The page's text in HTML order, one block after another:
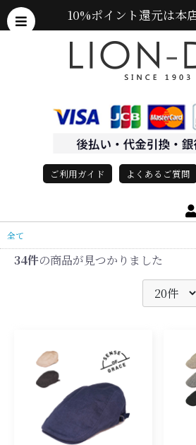
10%ポイント還元は本
ご利用ガイド よくあるご質問
全て
34件の商品が見つかりました